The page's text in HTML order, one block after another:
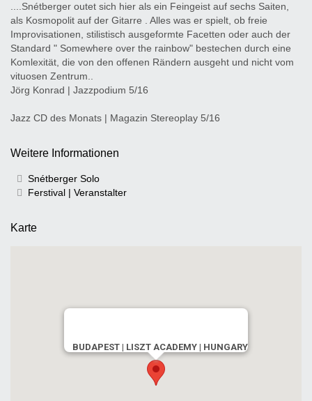
....Snétberger outet sich hier als ein Feingeist auf sechs Saiten,
als Kosmopolit auf der Gitarre . Alles was er spielt, ob freie
Improvisationen, stilistisch ausgeformte Facetten oder auch der
Standard " Somewhere over the rainbow" bestechen durch eine
Komlexität, die von den offenen Rändern ausgeht und nicht vom
vituosen Zentrum..
Jörg Konrad | Jazzpodium 5/16
Jazz CD des Monats | Magazin Stereoplay 5/16
Weitere Informationen
Snétberger Solo
Ferstival | Veranstalter
Karte
BUDAPEST | LISZT ACADEMY | HUNGARY